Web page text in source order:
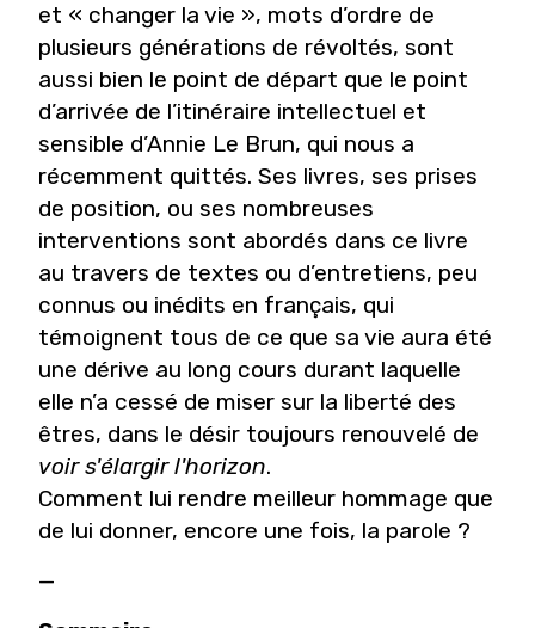
et « changer la vie », mots d’ordre de
plusieurs générations de révoltés, sont
aussi bien le point de départ que le point
d’arrivée de l’itinéraire intellectuel et
sensible d’Annie Le Brun, qui nous a
récemment quittés. Ses livres, ses prises
de position, ou ses nombreuses
interventions sont abordés dans ce livre
au travers de textes ou d’entretiens, peu
connus ou inédits en français, qui
témoignent tous de ce que sa vie aura été
une dérive au long cours durant laquelle
elle n’a cessé de miser sur la liberté des
êtres, dans le désir toujours renouvelé de
voir s'élargir l'horizon.
Comment lui rendre meilleur hommage que
de lui donner, encore une fois, la parole ?
—